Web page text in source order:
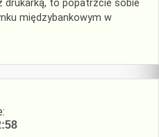
drukarką, to popatrzcie sobie
międzybankowym w